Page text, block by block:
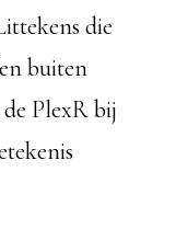
die
buiten
PlexR bij